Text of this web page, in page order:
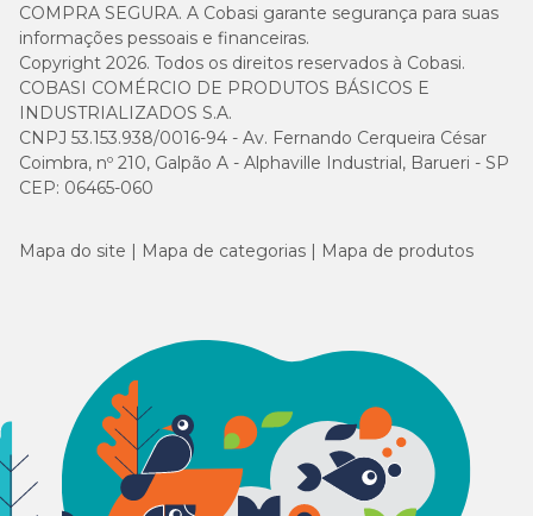
COMPRA SEGURA. A Cobasi garante segurança para suas
informações pessoais e financeiras.
Copyright 2026. Todos os direitos reservados à Cobasi.
COBASI COMÉRCIO DE PRODUTOS BÁSICOS E
INDUSTRIALIZADOS S.A.
CNPJ 53.153.938/0016-94 - Av. Fernando Cerqueira César
Coimbra, nº 210, Galpão A - Alphaville Industrial, Barueri - SP
CEP: 06465-060
Mapa do site Mapa de categorias Mapa de produtos